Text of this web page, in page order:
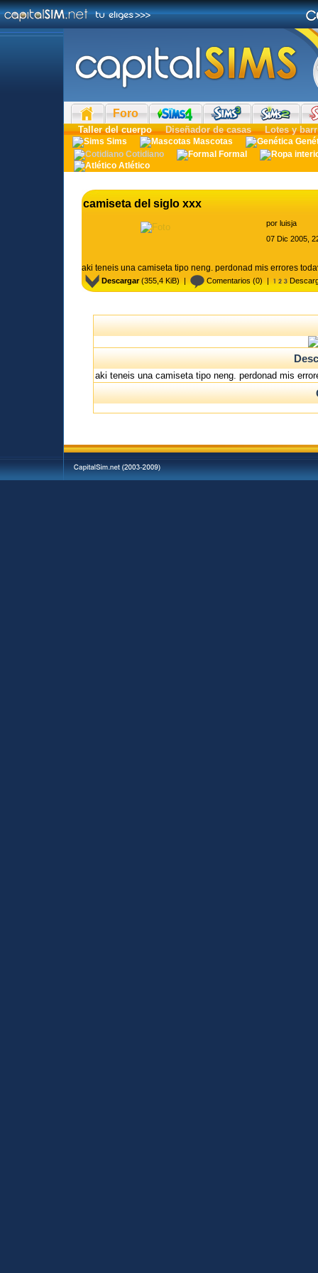
Foro
Taller del cuerpo Diseñador de casas Lotes y
Sims Mascotas
Cotidiano
Formal
Atlético
camiseta del siglo xxx
por luisja
07 Dic 2005,
aki teneis una camiseta tipo neng. perdonad mis errores
Descargar(355,4 KiB) | Comentarios (0) |
aki teneis una camiseta tipo neng. perdonad mis